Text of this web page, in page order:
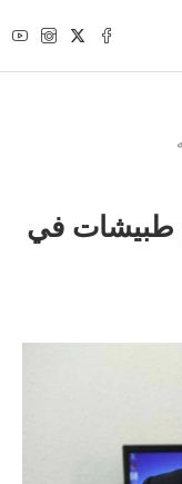
طبيشات في